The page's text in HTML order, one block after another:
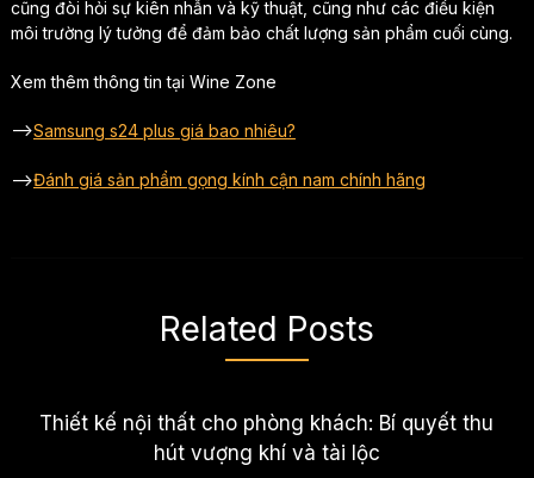
cũng đòi hỏi sự kiên nhẫn và kỹ thuật, cũng như các điều kiện
môi trường lý tưởng để đảm bảo chất lượng sản phẩm cuối cùng.
Xem thêm thông tin tại Wine Zone
–>Samsung s24 plus giá bao nhiêu?
–>Đánh giá sản phẩm gọng kính cận nam chính hãng
Related Posts
Thiết kế nội thất cho phòng khách: Bí quyết thu
hút vượng khí và tài lộc